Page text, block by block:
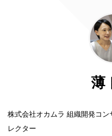
薄
株式会社オカムラ 組織開発コ
レクター